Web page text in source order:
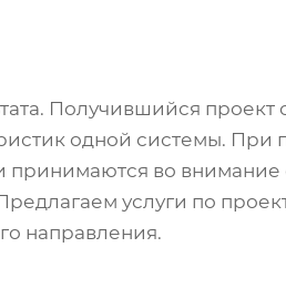
Получившийся проект
одной системы. При
принимаются во
услуги по
направления.